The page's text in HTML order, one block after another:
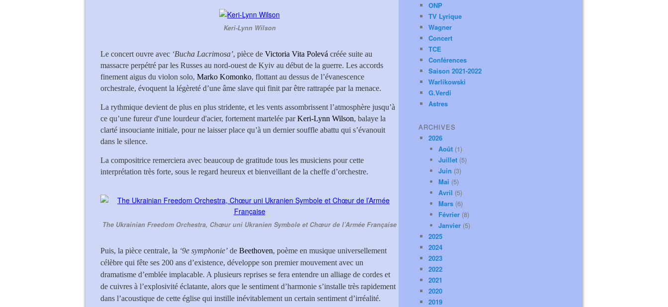
Keri-Lynn Wilson
Le concert ouvre avec ‘Bucha Lacrimosa’, pièce de Victoria Vita Polevá créée suite au
massacre perpétré par les Russes au nord-ouest de Kyiv au début de la guerre. Les accords
finement aigus du violon solo, Marko Komonko, flottant au dessus de l’évanescence
orchestrale, évoquent la légèreté d’une âme slave qui finit par être rattrapée par la menace.
La rythmique devient de plus en plus stridente, et les vents assombrissent l’atmosphère jusqu’à
ce qu’une fureur d'une lourdeur d'acier, fortement martelée parKeri-Lynn Wilson, balaye la
clarté insouciante initiale, pour ne laisser place qu’à un dernier souffle abattu qui s’évanouit
dans le silence.
La compositrice remerciera avec beaucoup de gratitude tous les musiciens pour cette
interprétation très forte, sous le regard heureux et bienveillant de la cheffe d’orchestre.
The Ukrainian Freedom Orchestra, Chœur uni Ukranien Symbole et Chœur de l’Armée Française
Puis, la pièce centrale, la ‘9e symphonie’ de Beethoven, poème en musique universellement
célèbre qui fête ses 200 ans d’existence, développe son premier mouvement avec un
dramatisme d’emblée implacable. A plusieurs reprises se fera entendre un alliage de cordes et
de cuivres à l’explosivité éclatante, alors que le sentiment d’harmonie s’installe très rapidement
dans l’acoustique de cette église qui instille inévitablement un certain sentiment d’irréalité.
ONP
TV Lyrique
Wagner
Concert
TCE
Conférences
Saison 2021-2022
Warlikowski
G.Verdi
Astres
ARCHIVES
2026
Août (1)
Juillet (5)
Juin (3)
Mai (5)
Avril (5)
Mars (6)
Février (8)
Janvier (5)
2025
2024
2023
2022
2021
2020
2019